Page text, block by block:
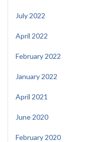
July 2022
April 2022
February 2022
January 2022
April 2021
June 2020
February 2020